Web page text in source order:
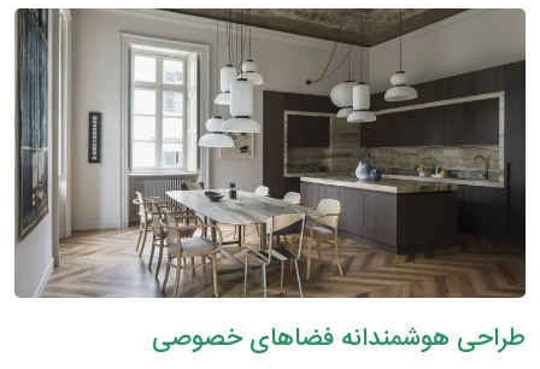
طراحی هوشمندانه فضاهای خصوصی